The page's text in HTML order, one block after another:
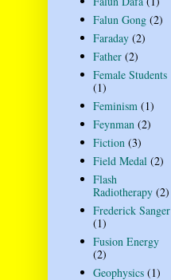
Falun Gong (2)
Faraday (2)
Father (2)
Female Students
(1)
Feminism (1)
Feynman (2)
Fiction (3)
Field Medal (2)
Flash
Radiotherapy (2)
Frederick Sanger
(1)
Fusion Energy
(2)
Geophysics (1)